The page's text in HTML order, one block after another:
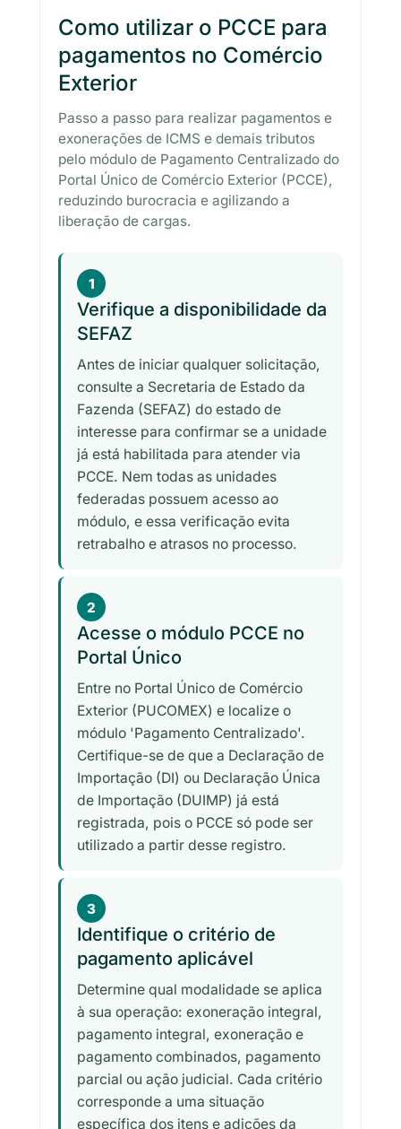
Como utilizar o PCCE para
pagamentos no Comércio
Exterior
Passo a passo para realizar pagamentos e
exonerações de ICMS e demais tributos
pelo módulo de Pagamento Centralizado do
Portal Único de Comércio Exterior (PCCE),
reduzindo burocracia e agilizando a
liberação de cargas.
1
Verifique a disponibilidade da
SEFAZ
Antes de iniciar qualquer solicitação,
consulte a Secretaria de Estado da
Fazenda (SEFAZ) do estado de
interesse para confirmar se a unidade
já está habilitada para atender via
PCCE. Nem todas as unidades
federadas possuem acesso ao
módulo, e essa verificação evita
retrabalho e atrasos no processo.
2
Acesse o módulo PCCE no
Portal Único
Entre no Portal Único de Comércio
Exterior (PUCOMEX) e localize o
módulo 'Pagamento Centralizado'.
Certifique-se de que a Declaração de
Importação (DI) ou Declaração Única
de Importação (DUIMP) já está
registrada, pois o PCCE só pode ser
utilizado a partir desse registro.
3
Identifique o critério de
pagamento aplicável
Determine qual modalidade se aplica
à sua operação: exoneração integral,
pagamento integral, exoneração e
pagamento combinados, pagamento
parcial ou ação judicial. Cada critério
corresponde a uma situação
específica dos itens e adições da